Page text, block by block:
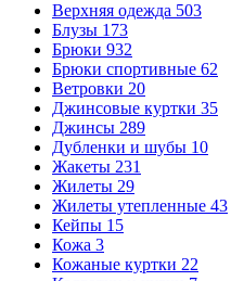
Верхняя одежда 503
Блузы 173
Брюки 932
Брюки спортивные 62
Ветровки 20
Джинсовые куртки 35
Джинсы 289
Дубленки и шубы 10
Жакеты 231
Жилеты 29
Жилеты утепленные 43
Кейпы 15
Кожа 3
Кожаные куртки 22